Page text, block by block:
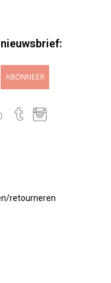
ABONNEER
retourneren